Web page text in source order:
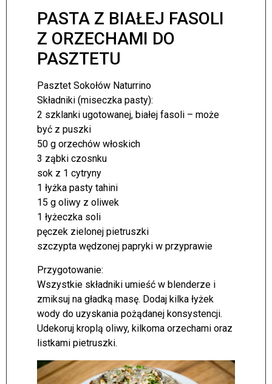
PASTA Z BIAŁEJ FASOLI
Z ORZECHAMI DO
PASZTETU
Pasztet Sokołów Naturrino
Składniki (miseczka pasty):
2 szklanki ugotowanej, białej fasoli – może
być z puszki
50 g orzechów włoskich
3 ząbki czosnku
sok z 1 cytryny
1 łyżka pasty tahini
15 g oliwy z oliwek
1 łyżeczka soli
pęczek zielonej pietruszki
szczypta wędzonej papryki w przyprawie
Przygotowanie:
Wszystkie składniki umieść w blenderze i
zmiksuj na gładką masę. Dodaj kilka łyżek
wody do uzyskania pożądanej konsystencji.
Udekoruj kroplą oliwy, kilkoma orzechami oraz
listkami pietruszki.